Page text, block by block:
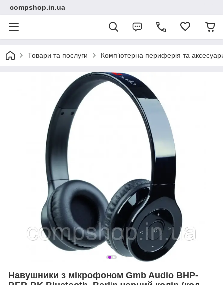
compshop.in.ua
Товари та послуги Комп’ютерна периферія та
Навушники з мікрофоном Gmb Audio BHP-